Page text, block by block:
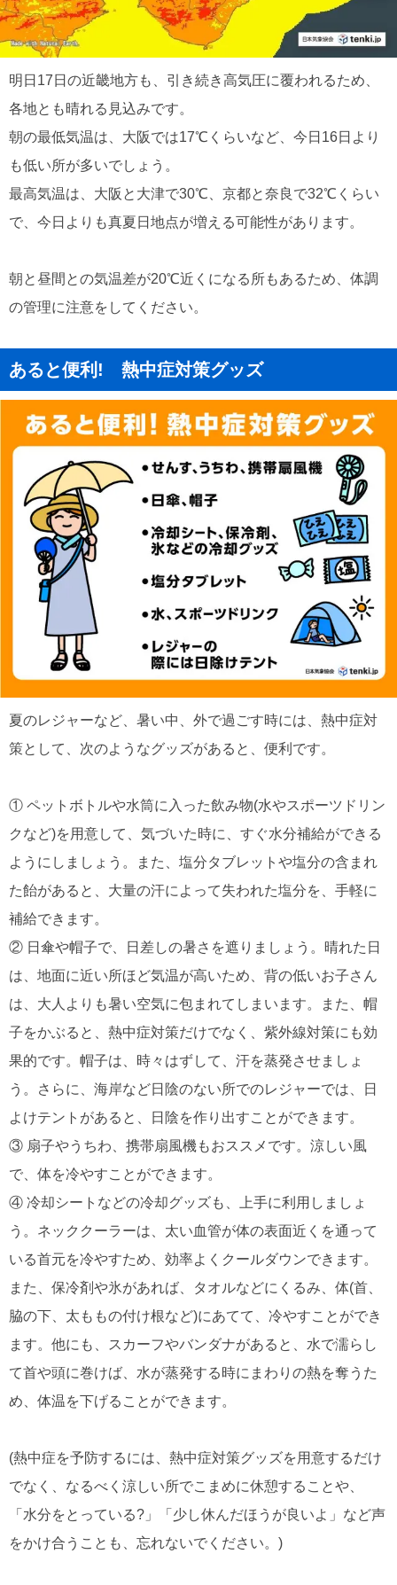
明日17日の近畿地方も、引き続き高気圧に覆われるため、
各地とも晴れる見込みです。
朝の最低気温は、大阪では17℃くらいなど、今日16日より
も低い所が多いでしょう。
最高気温は、大阪と大津で30℃、京都と奈良で32℃くらい
で、今日よりも真夏日地点が増える可能性があります。
朝と昼間との気温差が20℃近くになる所もあるため、体調
の管理に注意をしてください。
あると便利! 熱中症対策グッズ
夏のレジャーなど、暑い中、外で過ごす時には、熱中症対
策として、次のようなグッズがあると、便利です。
① ペットボトルや水筒に入った飲み物(水やスポーツドリン
クなど)を用意して、気づいた時に、すぐ水分補給ができる
ようにしましょう。また、塩分タブレットや塩分の含まれ
た飴があると、大量の汗によって失われた塩分を、手軽に
補給できます。
② 日傘や帽子で、日差しの暑さを遮りましょう。晴れた日
は、地面に近い所ほど気温が高いため、背の低いお子さん
は、大人よりも暑い空気に包まれてしまいます。また、帽
子をかぶると、熱中症対策だけでなく、紫外線対策にも効
果的です。帽子は、時々はずして、汗を蒸発させましょ
う。さらに、海岸など日陰のない所でのレジャーでは、日
よけテントがあると、日陰を作り出すことができます。
③ 扇子やうちわ、携帯扇風機もおススメです。涼しい風
で、体を冷やすことができます。
④ 冷却シートなどの冷却グッズも、上手に利用しましょ
う。ネッククーラーは、太い血管が体の表面近くを通って
いる首元を冷やすため、効率よくクールダウンできます。
また、保冷剤や氷があれば、タオルなどにくるみ、体(首、
脇の下、太ももの付け根など)にあてて、冷やすことができ
ます。他にも、スカーフやバンダナがあると、水で濡らし
て首や頭に巻けば、水が蒸発する時にまわりの熱を奪うた
め、体温を下げることができます。
(熱中症を予防するには、熱中症対策グッズを用意するだけ
でなく、なるべく涼しい所でこまめに休憩することや、
「水分をとっている?」「少し休んだほうが良いよ」など声
をかけ合うことも、忘れないでください。)